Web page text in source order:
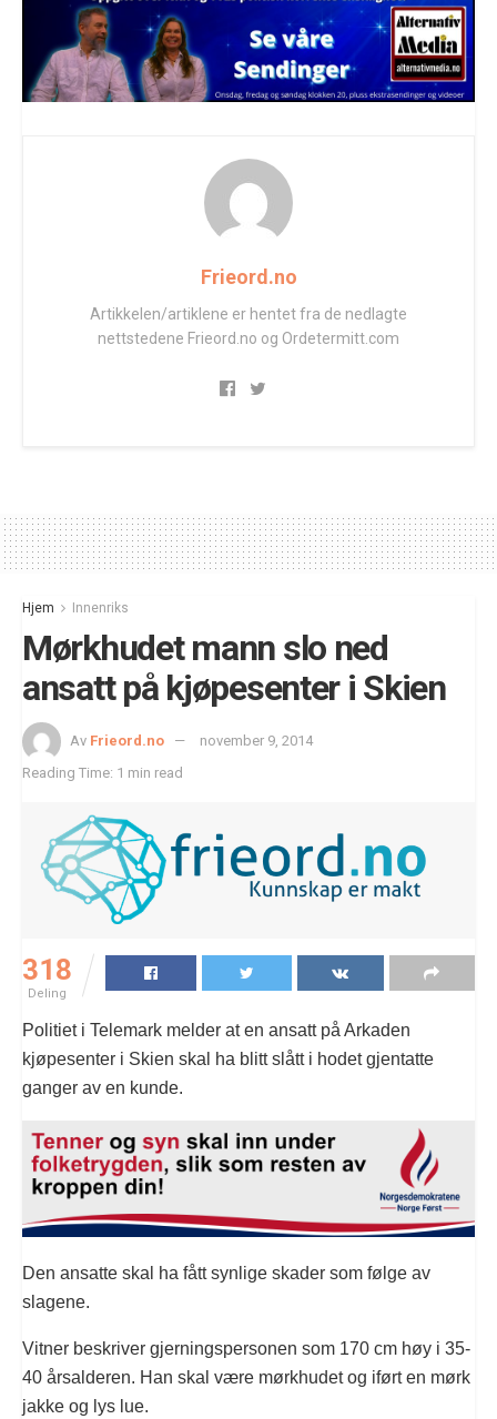
Frieord.no
Artikkelen/artiklene er hentet fra de nedlagte
nettstedene Frieord.no og Ordetermitt.com
Hjem Innenriks
Mørkhudet mann slo ned
ansatt på kjøpesenter i Skien
Av Frieord.no
november 9, 2014
Reading Time: 1 min read
318
Deling
Politiet i Telemark melder at en ansatt på Arkaden
kjøpesenter i Skien skal ha blitt slått i hodet gjentatte
ganger av en kunde.
Den ansatte skal ha fått synlige skader som følge av
slagene.
Vitner beskriver gjerningspersonen som 170 cm høy i 35-
40 årsalderen. Han skal være mørkhudet og iført en mørk
jakke og lys lue.